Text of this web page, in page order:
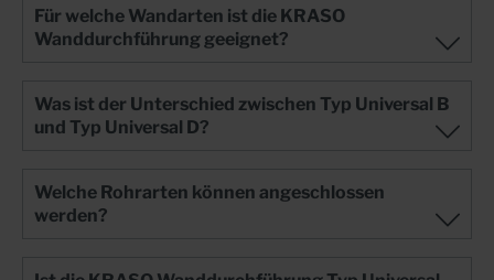
Für welche Wandarten ist die KRASO
Wanddurchführung geeignet?
Was ist der Unterschied zwischen Typ Universal B
und Typ Universal D?
Welche Rohrarten können angeschlossen
werden?